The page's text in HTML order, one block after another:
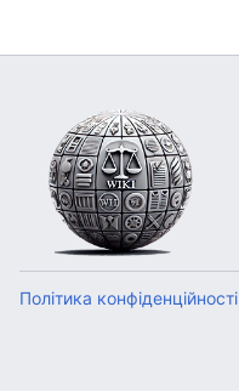
Політика конфіденційності